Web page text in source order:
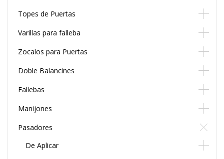
Topes de Puertas
Varillas para falleba
Zocalos para Puertas
Doble Balancines
Fallebas
Manijones
Pasadores
De Aplicar